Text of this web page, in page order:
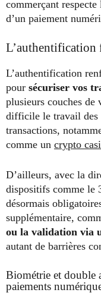
commerçant
d’un paiement
L’authentification
L’authentification
pour sécuriser vos
plusieurs couches
difficile le travail des
transactions,
comme un crypto
D’ailleurs, avec la
dispositifs comme le
désormais
supplémentaire,
ou la validation via
autant de barrières
Biométrie et double
paiements